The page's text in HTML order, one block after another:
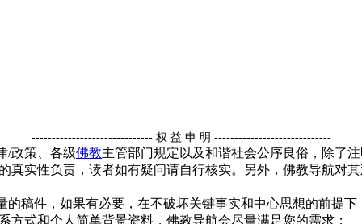
------------------------------ 权 益 申 明 -----------------------------
/政策、各级佛教主管部门规定以及和谐社会公序良俗，除了
真实性负责，读者如有疑问请自行核实。另外，佛教导航对
稿件，如果有必要，在不破坏关键事实和中心思想的前提
式和个人简单背景资料，佛教导航会尽量满足您的需求；